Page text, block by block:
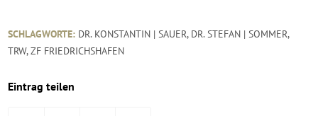
SCHLAGWORTE: DR. KONSTANTIN | SAUER, DR. STEFAN | SOMMER,
TRW,ZF FRIEDRICHSHAFEN
Eintrag teilen